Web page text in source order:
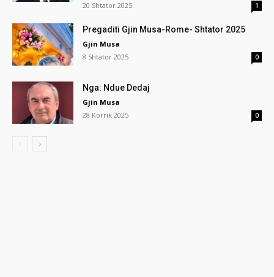
20 Shtator 2025
1
Pregaditi Gjin Musa-Rome- Shtator 2025
Gjin Musa
8 Shtator 2025
0
Nga: Ndue Dedaj
Gjin Musa
28 Korrik 2025
0